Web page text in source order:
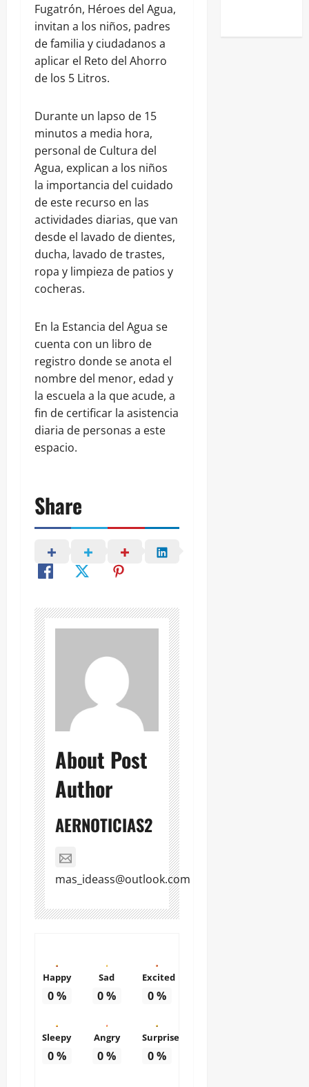
Fugatrón, Héroes del Agua,
invitan a los niños, padres
de familia y ciudadanos a
aplicar el Reto del Ahorro
de los 5 Litros.
Durante un lapso de 15
minutos a media hora,
personal de Cultura del
Agua, explican a los niños
la importancia del cuidado
de este recurso en las
actividades diarias, que van
desde el lavado de dientes,
ducha, lavado de trastes,
ropa y limpieza de patios y
cocheras.
En la Estancia del Agua se
cuenta con un libro de
registro donde se anota el
nombre del menor, edad y
la escuela a la que acude, a
fin de certificar la asistencia
diaria de personas a este
espacio.
Share
About Post
Author
AERNOTICIAS2
mas_ideass@outlook.com
Happy
0%
Sad
0%
Excited
0%
Sleepy
0%
Angry
0%
Surprise
0%